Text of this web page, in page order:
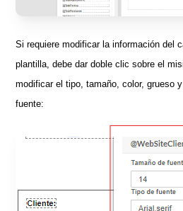
Si requiere modificar la información del
plantilla, debe dar doble clic sobre el
modificar el tipo, tamaño, color, grueso
fuente: